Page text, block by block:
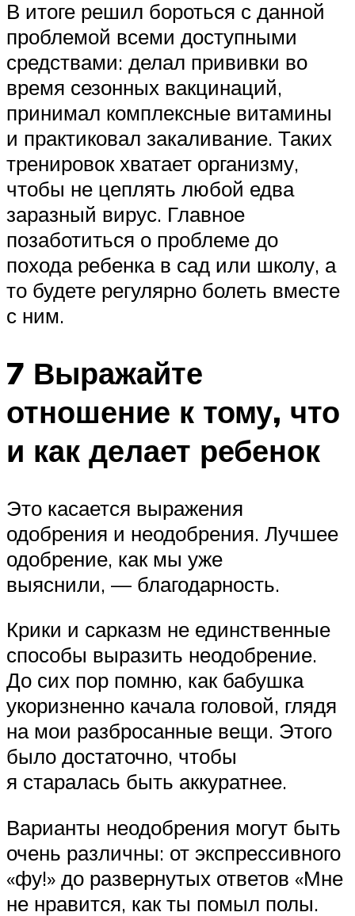
В итоге решил бороться с данной
проблемой всеми доступными
средствами: делал прививки во
время сезонных вакцинаций,
принимал комплексные витамины
и практиковал закаливание. Таких
тренировок хватает организму,
чтобы не цеплять любой едва
заразный вирус. Главное
позаботиться о проблеме до
похода ребенка в сад или школу, а
то будете регулярно болеть вместе
с ним.
7 Выражайте
отношение к тому, что
и как делает ребенок
Это касается выражения
одобрения и неодобрения. Лучшее
одобрение, как мы уже
выяснили, — благодарность.
Крики и сарказм не единственные
способы выразить неодобрение.
До сих пор помню, как бабушка
укоризненно качала головой, глядя
на мои разбросанные вещи. Этого
было достаточно, чтобы
я старалась быть аккуратнее.
Варианты неодобрения могут быть
очень различны: от экспрессивного
«фу!» до развернутых ответов «Мне
не нравится, как ты помыл полы.